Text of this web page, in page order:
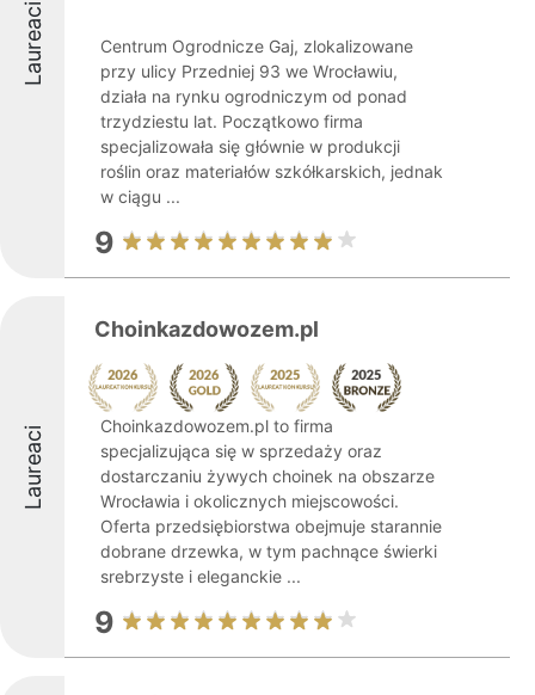
Laureaci
Centrum Ogrodnicze Gaj, zlokalizowane
przy ulicy Przedniej 93 we Wrocławiu,
działa na rynku ogrodniczym od ponad
trzydziestu lat. Początkowo firma
specjalizowała się głównie w produkcji
roślin oraz materiałów szkółkarskich, jednak
w ciągu ...
9
Laureaci
Choinkazdowozem.pl
Choinkazdowozem.pl to firma
specjalizująca się w sprzedaży oraz
dostarczaniu żywych choinek na obszarze
Wrocławia i okolicznych miejscowości.
Oferta przedsiębiorstwa obejmuje starannie
dobrane drzewka, w tym pachnące świerki
srebrzyste i eleganckie ...
9